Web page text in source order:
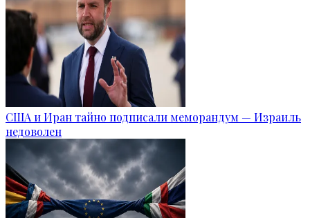
США и Иран тайно подписали меморандум — Израиль
недоволен